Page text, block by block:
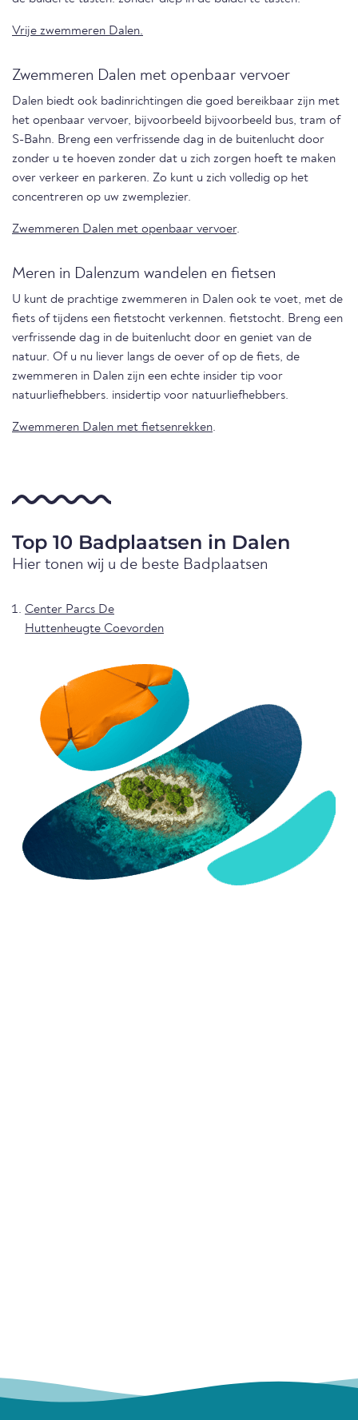
Vrije zwemmeren Dalen.
Zwemmeren Dalen met openbaar vervoer
Dalen biedt ook badinrichtingen die goed bereikbaar zijn met
het openbaar vervoer, bijvoorbeeld bijvoorbeeld bus, tram of
S-Bahn. Breng een verfrissende dag in de buitenlucht door
zonder u te hoeven zonder dat u zich zorgen hoeft te maken
over verkeer en parkeren. Zo kunt u zich volledig op het
concentreren op uw zwemplezier.
Zwemmeren Dalen met openbaar vervoer.
Meren in Dalenzum wandelen en fietsen
U kunt de prachtige zwemmeren in Dalen ook te voet, met de
fiets of tijdens een fietstocht verkennen. fietstocht. Breng een
verfrissende dag in de buitenlucht door en geniet van de
natuur. Of u nu liever langs de oever of op de fiets, de
zwemmeren in Dalen zijn een echte insider tip voor
natuurliefhebbers. insidertip voor natuurliefhebbers.
Zwemmeren Dalen met fietsenrekken.
Top 10 Badplaatsen in Dalen
Hier tonen wij u de beste Badplaatsen
Center Parcs De
Huttenheugte Coevorden